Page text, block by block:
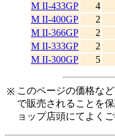
M II-433GP
4
M II-400GP
2
M II-366GP
2
M II-333GP
2
M II-300GP
5
※ このページの価格な
で販売されることを
ョップ店頭にてよく